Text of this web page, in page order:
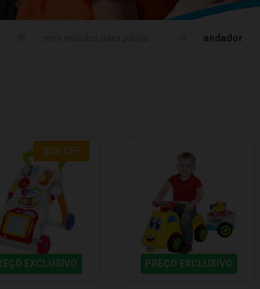
andador
25% OFF
EXCLUSIVO PREÇO EXCLUSIVO